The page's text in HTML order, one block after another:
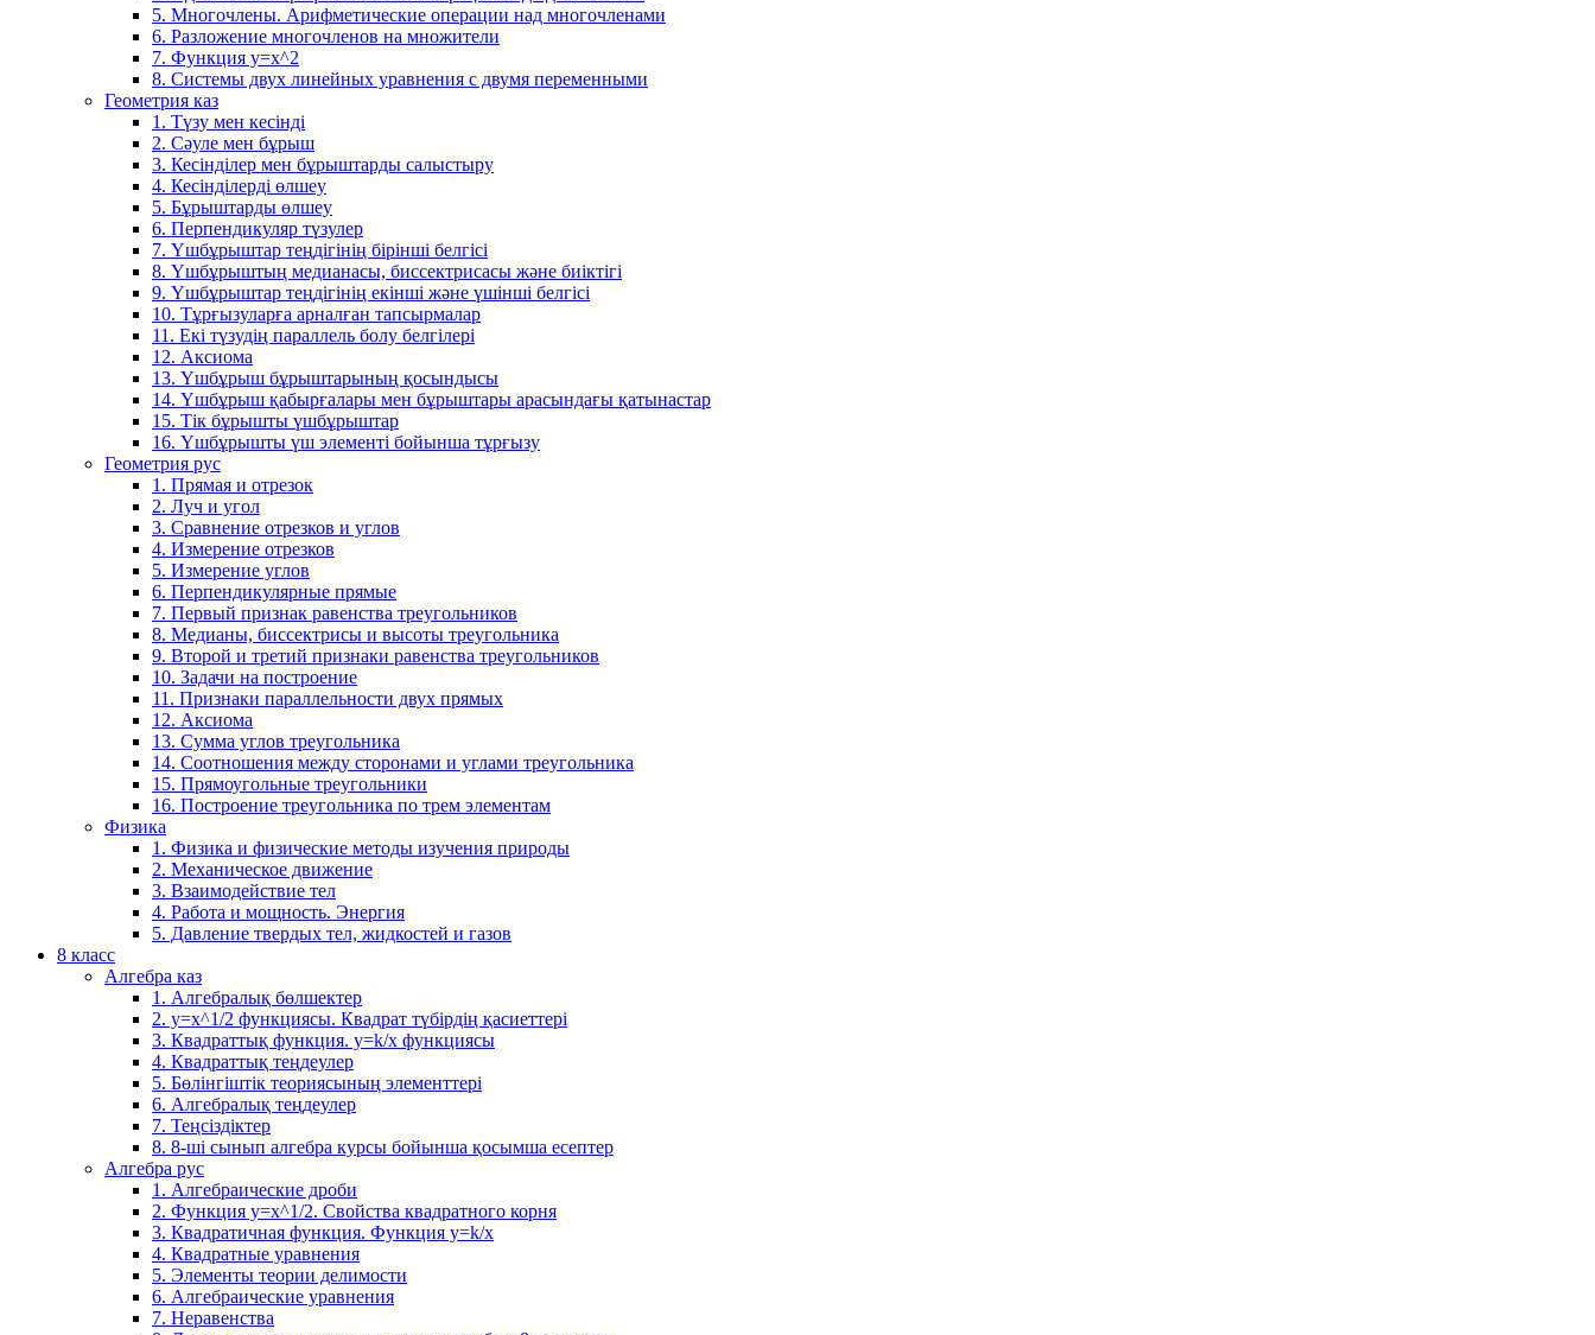
5. Многочлены. Арифметические операции над многочленами
6. Разложение многочленов на множители
7. Функция y=x^2
8. Системы двух линейных уравнения с двумя переменными
Геометрия каз
1. Түзу мен кесінді
2. Сәуле мен бұрыш
3. Кесінділер мен бұрыштарды салыстыру
4. Кесінділерді өлшеу
5. Бұрыштарды өлшеу
6. Перпендикуляр түзулер
7. Үшбұрыштар теңдігінің бірінші белгісі
8. Үшбұрыштың медианасы, биссектрисасы және биіктігі
9. Үшбұрыштар теңдігінің екінші және үшінші белгісі
10. Тұрғызуларға арналған тапсырмалар
11. Екі түзудің параллель болу белгілері
12. Аксиома
13. Үшбұрыш бұрыштарының қосындысы
14. Үшбұрыш қабырғалары мен бұрыштары арасындағы қатынастар
15. Тік бұрышты үшбұрыштар
16. Үшбұрышты үш элементі бойынша тұрғызу
Геометрия рус
1. Прямая и отрезок
2. Луч и угол
3. Сравнение отрезков и углов
4. Измерение отрезков
5. Измерение углов
6. Перпендикулярные прямые
7. Первый признак равенства треугольников
8. Медианы, биссектрисы и высоты треугольника
9. Второй и третий признаки равенства треугольников
10. Задачи на построение
11. Признаки параллельности двух прямых
12. Аксиома
13. Сумма углов треугольника
14. Соотношения между сторонами и углами треугольника
15. Прямоугольные треугольники
16. Построение треугольника по трем элементам
Физика
1. Физика и физические методы изучения природы
2. Механическое движение
3. Взаимодействие тел
4. Работа и мощность. Энергия
5. Давление твердых тел, жидкостей и газов
8 класс
Алгебра каз
1. Алгебралық бөлшектер
2. у=х^1/2 функциясы. Квадрат түбірдің қасиеттері
3. Квадраттық функция. у=k/x функциясы
4. Квадраттық теңдеулер
5. Бөлінгіштік теориясының элементтері
6. Алгебралық теңдеулер
7. Теңсіздіктер
8. 8-ші сынып алгебра курсы бойынша қосымша есептер
Алгебра рус
1. Алгебраические дроби
2. Функция y=x^1/2. Свойства квадратного корня
3. Квадратичная функция. Функция у=k/x
4. Квадратные уравнения
5. Элементы теории делимости
6. Алгебраические уравнения
7. Неравенства